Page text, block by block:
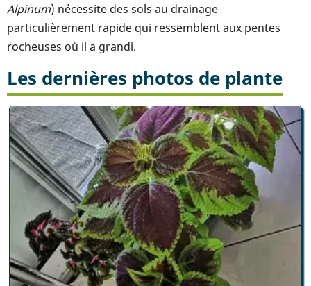
Alpinum) nécessite des sols au drainage
particulièrement rapide qui ressemblent aux pentes
rocheuses où il a grandi.
Les dernières photos de plante